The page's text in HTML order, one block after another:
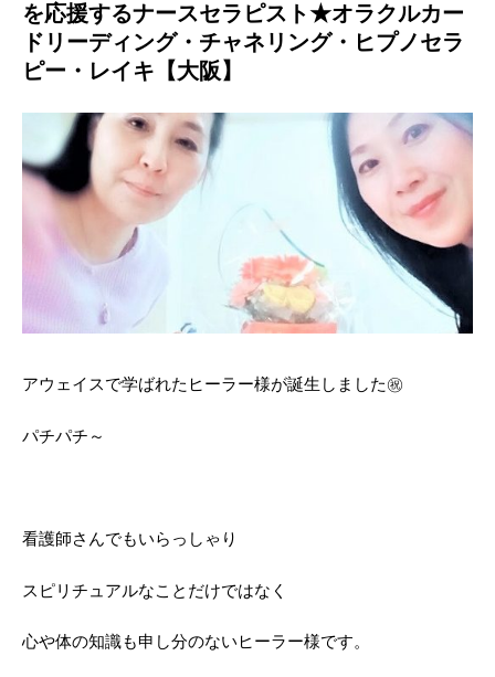
を応援するナースセラピスト★オラクルカー
ドリーディング・チャネリング・ヒプノセラ
ピー・レイキ【大阪】
アウェイスで学ばれたヒーラー様が誕生しました㊗
パチパチ～
看護師さんでもいらっしゃり
スピリチュアルなことだけではなく
心や体の知識も申し分のないヒーラー様です。